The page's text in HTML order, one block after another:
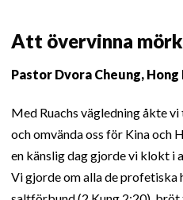
Att övervinna
Pastor Dvora Cheung, Hong
Med Ruachs vägledning åkte
och omvända oss för Kina och
en känslig dag gjorde vi klokt i
Vi gjorde om alla de profetiska